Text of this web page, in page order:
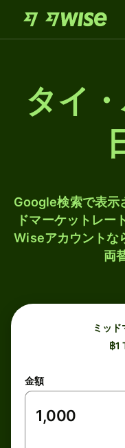
タイ
Google検索で表示
ドマーケットレー
Wiseアカウントな
両
ミッ
฿1
金額